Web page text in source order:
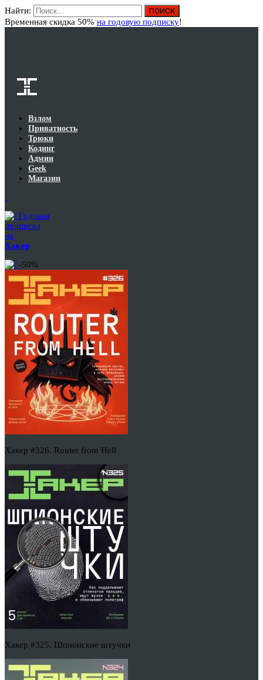
Найти:
Временная скидка 50% на годовую подписку!
Взлом
Приватность
Трюки
Кодинг
Админ
Geek
Магазин
Годовая
подписка
на
Хакер
-50%
Хакер #326. Router from Hell
Хакер #325. Шпионские штучки